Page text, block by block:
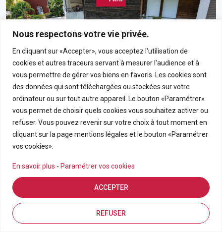
Nous respectons votre vie privée.
En cliquant sur «Accepter», vous acceptez l'utilisation de
cookies et autres traceurs servant à mesurer l'audience et à
vous permettre de gérer vos biens en favoris. Les cookies sont
des données qui sont téléchargées ou stockées sur votre
ordinateur ou sur tout autre appareil. Le bouton «Paramétrer»
vous permet de choisir quels cookies vous souhaitez activer ou
refuser. Vous pouvez revenir sur votre choix à tout moment en
cliquant sur la page mentions légales et le bouton «Paramétrer
vos cookies».
En savoir plus - Paramétrer vos cookies
REFUSER
ACCEPTER
Estimation en ligne
190 000€
Appartement T3 En Rez-De-Chaussée Avec Grand
BRAS PANON
3 69.21